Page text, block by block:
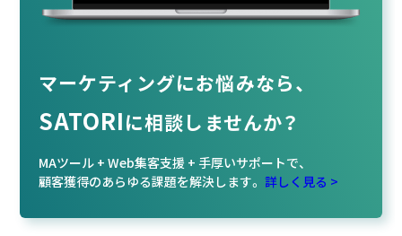
マーケティングにお悩みなら、
SATORIに相談しませんか？
MAツール + Web集客支援 + 手厚いサポートで、
顧客獲得のあらゆる課題を解決します。 詳しく見る >